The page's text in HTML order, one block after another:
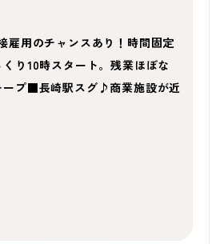
用のチャンスあり！時間固定
り10時スタート。残業ほぼな
ープ■長崎駅スグ♪商業施設が近